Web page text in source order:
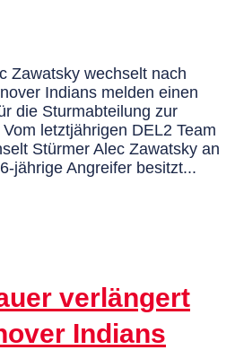
Zawatsky wechselt nach
Indians melden einen
die Sturmabteilung zur
letztjährigen DEL2 Team
Stürmer Alec Zawatsky an
jährige Angreifer besitzt...
verlängert
Indians